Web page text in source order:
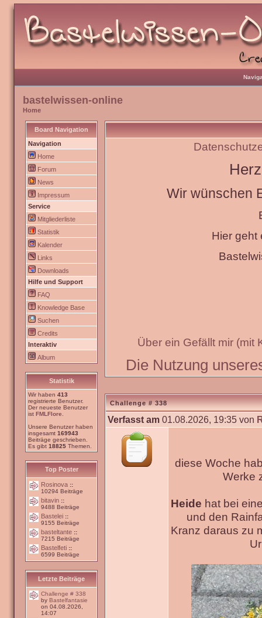
bastelwissen-online
Home
Board Navigation
Navigation
Home
Forum
News
Impressum
Service
Mitgliederliste
Statistik
Kalender
Links
Downloads
Hilfe und Support
FAQ
Knowledge Base
Suchen
Credits
Interaktiv
Album
Statistik
Wir haben 413
registrierte Benutzer.
Der neueste Benutzer
ist FMLFlore
Unsere Benutzer haben
insgesamt 169943
Beiträge geschrieben.
Es gibt 18825 Themen.
Top Poster
Rosinova ::
10294 Beiträge
bitavin ::
9488 Beiträge
Bastelei ::
9155 Beiträge
basteltante ::
7215 Beiträge
Bastelfeti ::
6599 Beiträge
Letzte Beiträge
Challenge # 338
by Bastelfantasie
on 04.08.2026,
14:07
Wir wünschen
Hier geht
Über ein Gefällt mir (mit
Die Nutzung
Challenge # 338
Verfasst am 01.08.2026, 19:35 von
diese Woche
Werke
Heide hat bei
und den
Kranz daraus zu